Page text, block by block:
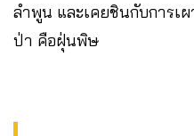
ลำพูน และเคยชินกับการเ
ป่า คือฝุ่นพิษ